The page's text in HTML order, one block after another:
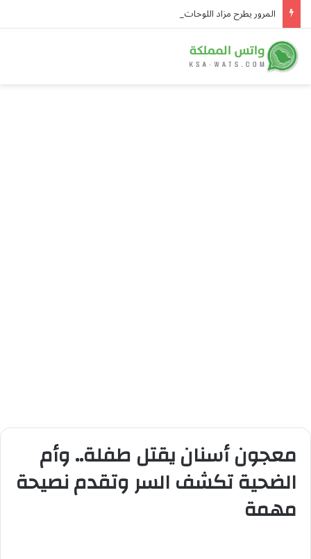
المرور يطرح مزاد اللوحات المميزة إلكترونياً عبر «أبشر» حتى الاثنين
معجون أسنان يقتل طفلة.. وأم
الضحية تكشف السر وتقدم نصيحة
مهمة